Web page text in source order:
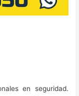
en seguridad.